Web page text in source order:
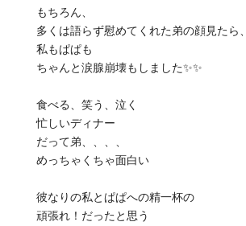
もちろん、
多くは語らず慰めてくれた弟の顔見たら、
私もぱぱも
ちゃんと涙腺崩壊もしました✨✨
食べる、笑う、泣く
忙しいディナー
だって弟、、、、
めっちゃくちゃ面白い
彼なりの私とぱぱへの精一杯の
頑張れ！だったと思う